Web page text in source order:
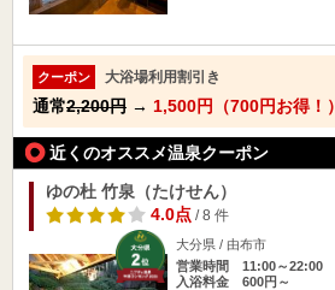
クーポン 大浴場利用割引き
通常2,200円 → 1,500円（700円お得！）
近くのオススメ温泉クーポン
ゆの杜 竹泉（たけせん）
4.0点/ 8 件
大分県 / 由布市
営業時間 11:00～22:00
入浴料金 600円～